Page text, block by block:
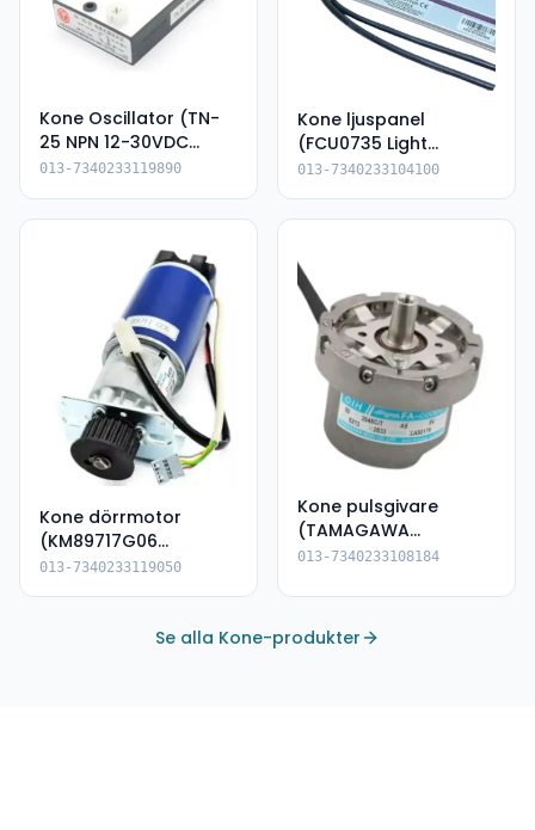
Kone Oscillator (TN-
25 NPN 12-30VDC
KM50069640)
013-7340233119890
Kone ljuspanel
(FCU0735 Light
Curtain 1860mm)
013-7340233104100
Kone dörrmotor
(KM89717G06
ADVC1/AMD13 D1)
013-7340233119050
Kone pulsgivare
(TAMAGAWA
TS5213N2533, OIH50-
XA00179)
013-7340233108184
Se alla Kone-produkter